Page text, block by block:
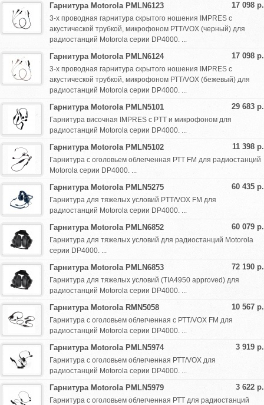
17 098 р.
Гарнитура Motorola PMLN6123
3-х проводная гарнитура скрытого ношения IMPRES с
акустической трубкой, микрофоном РТТ/VOX (черный) для
радиостанций Motorola серии DP4000. ...
17 098 р.
Гарнитура Motorola PMLN6124
3-х проводная гарнитура скрытого ношения IMPRES с
акустической трубкой, микрофоном РТТ/VOX (бежевый) для
радиостанций Motorola серии DP4000. ...
29 683 р.
Гарнитура Motorola PMLN5101
Гарнитура височная IMPRES с PTT и микрофоном для
радиостанций Motorola серии DP4000. ...
11 398 р.
Гарнитура Motorola PMLN5102
Гарнитура с оголовьем облегченная РТТ FM для радиостанций
Motorola серии DP4000. ...
60 435 р.
Гарнитура Motorola PMLN5275
Гарнитура для тяжелых условий PTT/VOX FM для
радиостанций Motorola серии DP4000. ...
60 079 р.
Гарнитура Motorola PMLN6852
Гарнитура для тяжелых условий для радиостанций Motorola
серии DP4000. ...
72 190 р.
Гарнитура Motorola PMLN6853
Гарнитура для тяжелых условий (TIA4950 approved) для
радиостанций Motorola серии DP4000. ...
10 567 р.
Гарнитура Motorola RMN5058
Гарнитура с оголовьем облегченная с РТТ/VOX FM для
радиостанций Motorola серии DP4000. ...
3 919 р.
Гарнитура Motorola PMLN5974
Гарнитура с оголовьем облегченная РТТ/VOX для
радиостанций Motorola серии DP4000. ...
3 622 р.
Гарнитура Motorola PMLN5979
Гарнитура с оголовьем облегченная РТТ для радиостанций